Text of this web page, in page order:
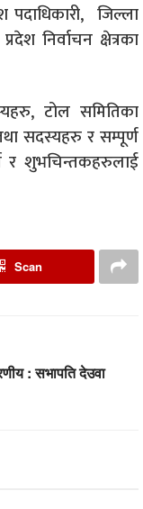
पदाधिकारी, जिल्ला
निर्वाचन क्षेत्रका
टोल समितिका
सदस्यहरु र सम्पूर्ण
र शुभचिन्तकहरुलाई
Scan
: सभापति देउवा